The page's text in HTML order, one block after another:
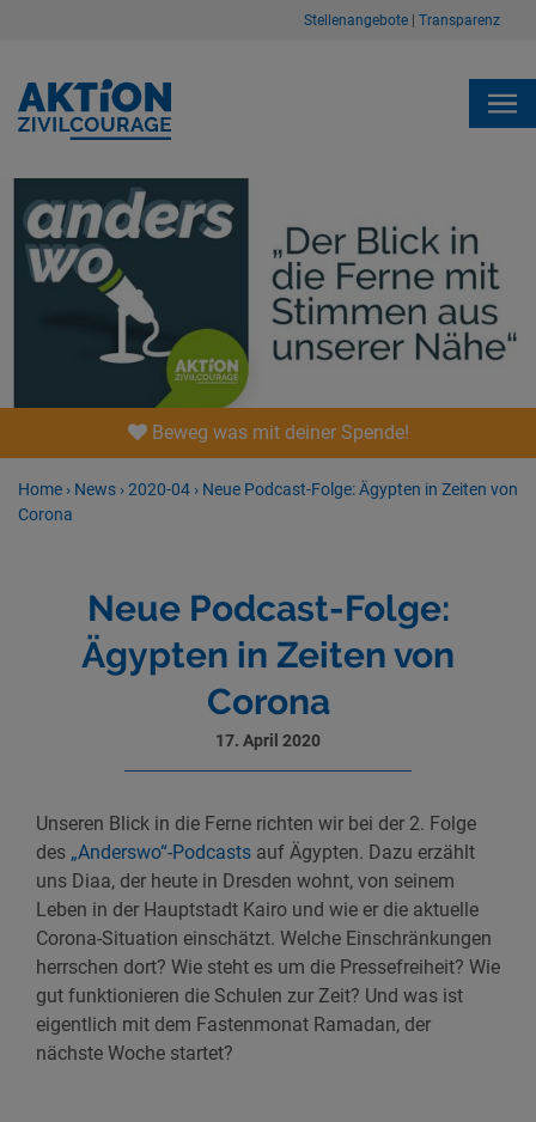
Stellenangebote Transparenz
Beweg was mit deiner Spende!
Home › News ›2020-04 › Neue Podcast-Folge: Ägypten in Zeiten von
Corona
Neue Podcast-Folge:
Ägypten in Zeiten von
Corona
17. April 2020
Unseren Blick in die Ferne richten wir bei der 2. Folge
des „Anderswo“-Podcasts auf Ägypten. Dazu erzählt
uns Diaa, der heute in Dresden wohnt, von seinem
Leben in der Hauptstadt Kairo und wie er die aktuelle
Corona-Situation einschätzt. Welche Einschränkungen
herrschen dort? Wie steht es um die Pressefreiheit? Wie
gut funktionieren die Schulen zur Zeit? Und was ist
eigentlich mit dem Fastenmonat Ramadan, der
nächste Woche startet?